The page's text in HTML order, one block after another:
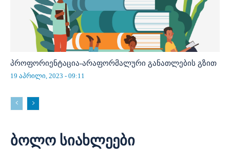
პროფორიენტაცია-არაფორმალური განათლების გზით
19 აპრილი, 2023 - 09:11
ბოლო სიახლეები